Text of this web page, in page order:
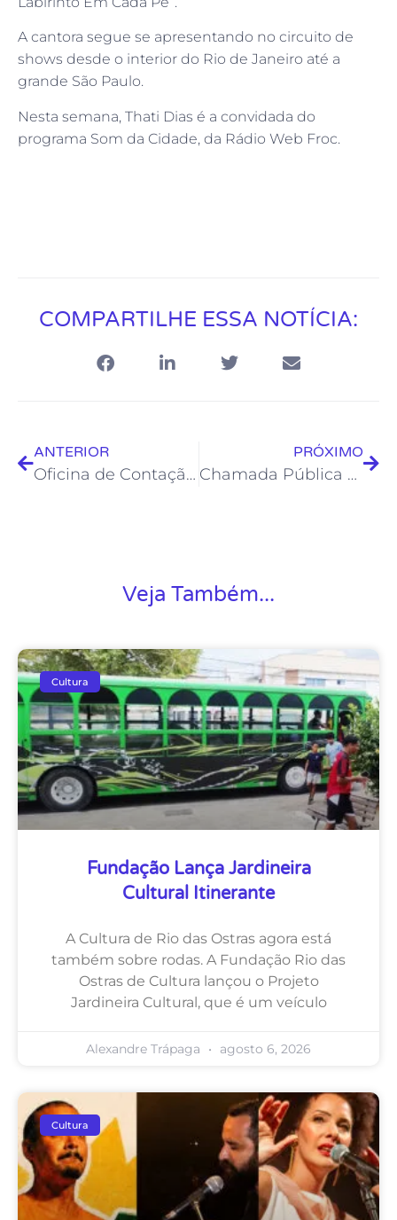
A cantora segue se apresentando no circuito de
shows desde o interior do Rio de Janeiro até a
grande São Paulo.
Nesta semana, Thati Dias é a convidada do
programa Som da Cidade, da Rádio Web Froc.
COMPARTILHE ESSA NOTÍCIA:
ANTERIOR
Oficina de Contação de Histórias termina nesta segunda
PRÓXIMO
Chamada Pública para agendamento do Teatro Municipal no início de 2024 será no dia 31
Veja Também...
Cultura
Fundação Lança Jardineira
Cultural Itinerante
A Cultura de Rio das Ostras agora está
também sobre rodas. A Fundação Rio das
Ostras de Cultura lançou o Projeto
Jardineira Cultural, que é um veículo
Alexandre Trápaga agosto 6, 2026
Cultura